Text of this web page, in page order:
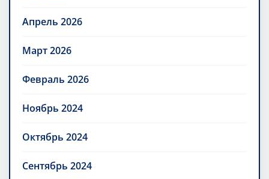
Апрель 2026
Март 2026
Февраль 2026
Ноябрь 2024
Октябрь 2024
Сентябрь 2024